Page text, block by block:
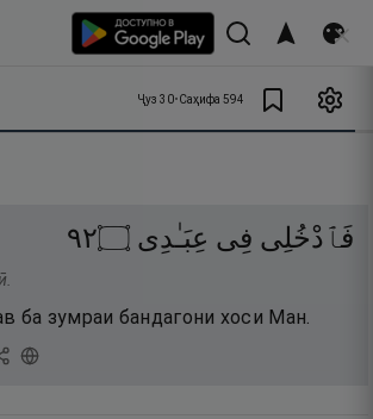
Ҷуз 30•Саҳифа 594
فَٱدْخُلِى فِى عِبَـٰدِى ۝٢٩
ба зумраи бандагони хоси Ман.